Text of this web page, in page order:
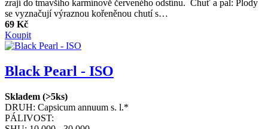
zrají do tmavšího karmínově červeného odstínu. Chuť a pal: Plody
se vyznačují výraznou kořeněnou chutí s…
69 Kč
Koupit
Black Pearl - ISO
Skladem (>5ks)
DRUH: Capsicum annuum s. l.*
PÁLIVOST: